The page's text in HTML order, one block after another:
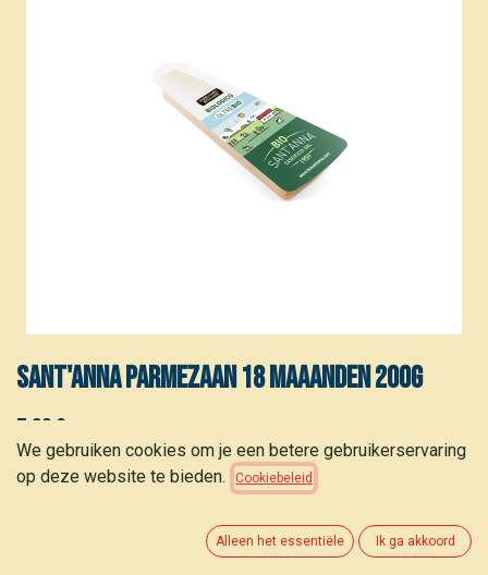
Sant'Anna Parmezaan 18 maaanden 200g
7,30 €
TOEVOEGEN AAN WINKELMANDJE
We gebruiken cookies om je een betere gebruikerservaring
op deze website te bieden.
Cookiebeleid
Alleen het essentiële Ik ga akkoord